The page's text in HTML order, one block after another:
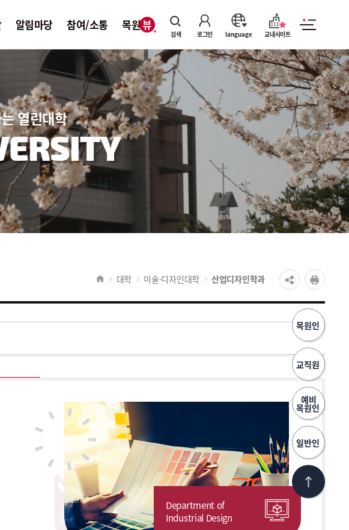
검색 로그인 language 교내사이트
알림마당 참여/소통 목원뷰
목원인
교직원
예비
목원인
일반인
열린대학
대학 미술·디자인대학 산업디자인학과
Department of
Industrial Design